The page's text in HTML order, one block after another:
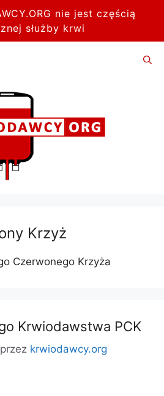
nie jest częścią
służby krwi
Krzyż
Czerwonego Krzyża
Krwiodawstwa PCK
przez krwiodawcy.org